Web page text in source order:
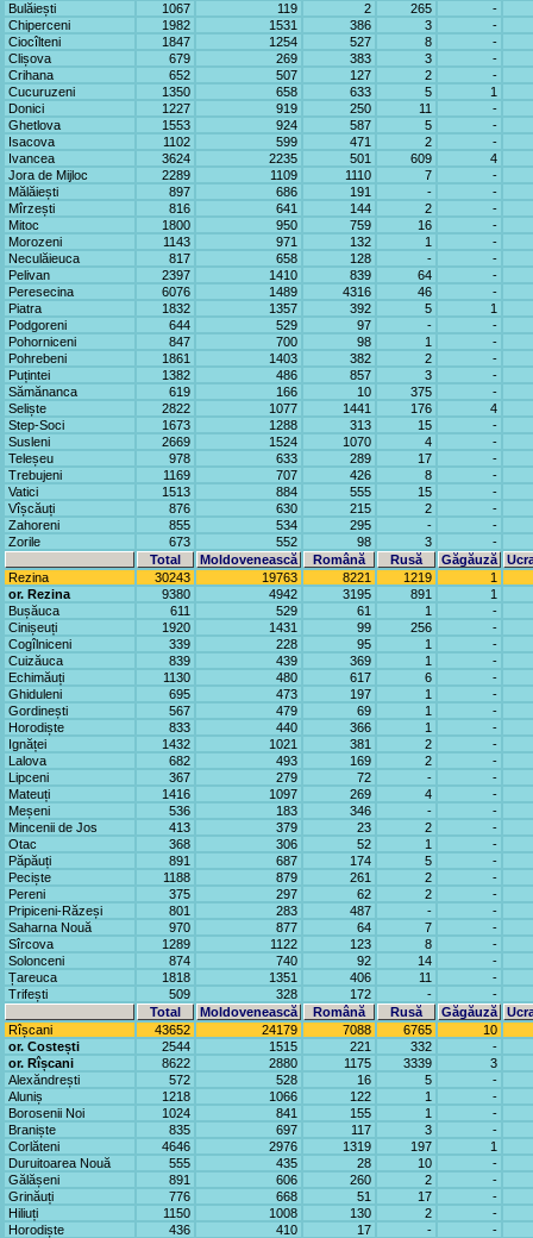
Bulăiești
1067 119 2 265
-
Chiperceni
1982 1531 386 3
-
Ciocîlteni
1847 1254 527 8
-
Clișova
679 269 383 3
-
Crihana
652 507 127 2
-
Cucuruzeni
1350 658 633 5
1
Donici
1227 919 250 11
-
Ghetlova
1553 924 587 5
-
Isacova
1102 599 471 2
-
Ivancea
3624 2235 501 609
4
Jora de Mijloc
2289 1109 1110 7
-
Mălăiești
897 686 191 -
-
Mîrzești
816 641 144 2
-
Mitoc
1800 950 759 16
-
Morozeni
1143 971 132 1
-
Neculăieuca
817 658 128 -
-
Pelivan
2397 1410 839 64
-
Peresecina
6076 1489 4316 46
-
Piatra
1832 1357 392 5
1
Podgoreni
644 529 97 -
-
Pohorniceni
847 700 98 1
-
Pohrebeni
1861 1403 382 2
-
Puțintei
1382 486 857 3
-
Sămănanca
619 166 10 375
-
Seliște
2822 1077 1441 176
4
Step-Soci
1673 1288 313 15
-
Susleni
2669 1524 1070 4
-
Teleșeu
978 633 289 17
-
Trebujeni
1169 707 426 8
-
Vatici
1513 884 555 15
-
Vîșcăuți
876 630 215 2
-
Zahoreni
855 534 295 -
-
Zorile
673 552 98 3
-
Total
Moldovenească Română Rusă Găgăuză
Rezina
30243 19763 8221 1219
1
or. Rezina
9380 4942 3195 891
1
Bușăuca
611 529 61 1
-
Cinișeuți
1920 1431 99 256
-
Cogîlniceni
339 228 95 1
-
Cuizăuca
839 439 369 1
-
Echimăuți
1130 480 617 6
-
Ghiduleni
695 473 197 1
-
Gordinești
567 479 69 1
-
Horodiște
833 440 366 1
-
Ignăței
1432 1021 381 2
-
Lalova
682 493 169 2
-
Lipceni
367 279 72 -
-
Mateuți
1416 1097 269 4
-
Meșeni
536 183 346 -
-
Mincenii de Jos
413 379 23 2
-
Otac
368 306 52 1
-
Păpăuți
891 687 174 5
-
Peciște
1188 879 261 2
-
Pereni
375 297 62 2
-
Pripiceni-Răzeși
801 283 487 -
-
Saharna Nouă
970 877 64 7
-
Sîrcova
1289 1122 123 8
-
Solonceni
874 740 92 14
-
Țareuca
1818 1351 406 11
-
Trifești
509 328 172 -
-
Total
Moldovenească Română Rusă Găgăuză
Rîșcani
43652 24179 7088 6765
10
or. Costești
2544 1515 221 332
-
or. Rîșcani
8622 2880 1175 3339
3
Alexăndrești
572 528 16 5
-
Aluniș
1218 1066 122 1
-
Borosenii Noi
1024 841 155 1
-
Braniște
835 697 117 3
-
Corlăteni
4646 2976 1319 197
1
Duruitoarea Nouă
555 435 28 10
-
Gălășeni
891 606 260 2
-
Grinăuți
776 668 51 17
-
Hiliuți
1150 1008 130 2
-
Horodiște
436 410 17 -
-